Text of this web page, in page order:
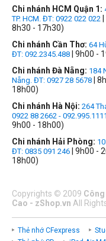
Chi nhánh HCM Quận 1:
TP. HCM. ĐT: 0922 022 022
8h30 - 17h30)
Chi nhánh Cần Thơ: 64
ĐT: 092.2345.488 | 9h00 -
Chi nhánh Đà Nẵng: 184
Nẵng. ĐT: 0927 28 5678 |
18h00)
Chi nhánh Hà Nội: 264
0922 88 2662 - 092.995.1111
9h00 - 18h00)
Chi nhánh Hải Phòng:
ĐT: 0835 091 246 | 9h00 -
18h00)
Copyrights © 2009
Cao - zShop.vn All
Thẻ nhớ CFexpress